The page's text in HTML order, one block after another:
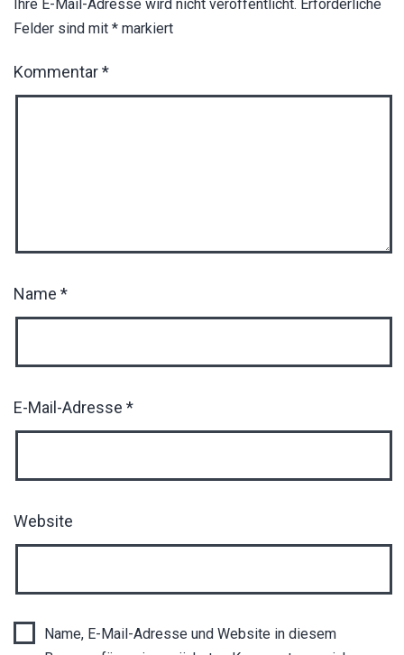
Ihre E-Mail-Adresse wird nicht veröffentlicht. Erforderliche
Felder sind mit * markiert
Kommentar*
Name *
E-Mail-Adresse *
Website
Name, E-Mail-Adresse und Website in diesem